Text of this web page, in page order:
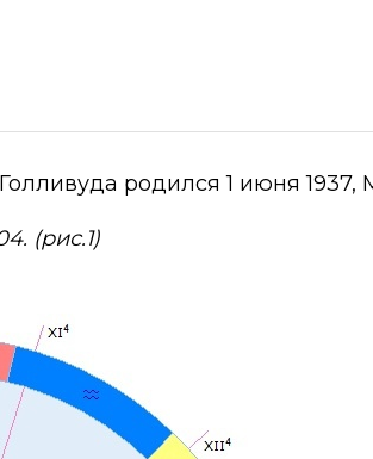
родился 1 июня 1937,
(рис.1)